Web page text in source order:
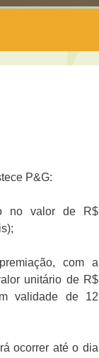
P&G:
no valor de R$
com a
unitário de R$
validade de 12
ocorrer até o dia